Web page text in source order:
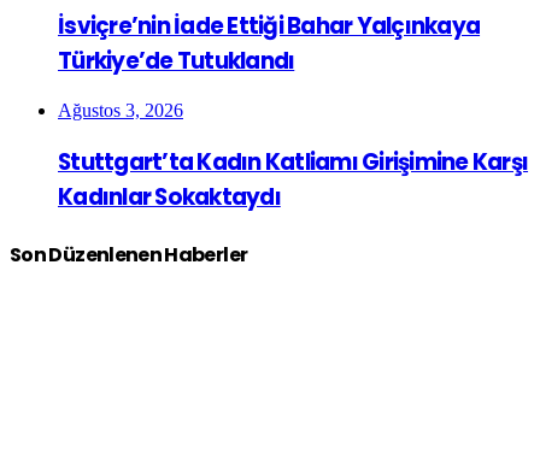
İsviçre’nin İade Ettiği Bahar Yalçınkaya
Türkiye’de Tutuklandı
Ağustos 3, 2026
Stuttgart’ta Kadın Katliamı Girişimine Karşı
Kadınlar Sokaktaydı
Son Düzenlenen Haberler